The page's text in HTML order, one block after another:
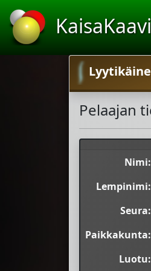
Pelaajan
Nimi:
Lempinimi:
Seura:
Paikkakunta:
Luotu: